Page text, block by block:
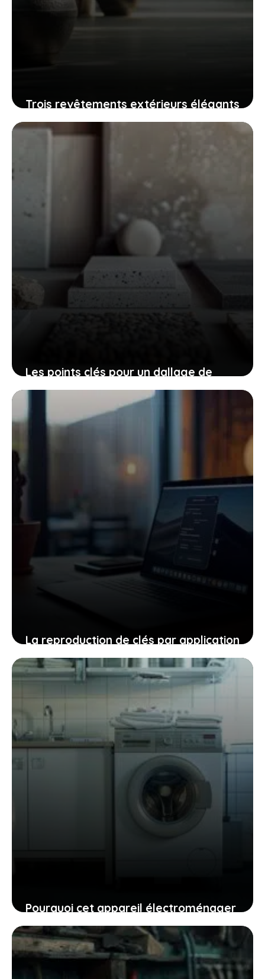
Trois revêtements extérieurs élégants
qui résistent au temps sans grand
entretien
Les points clés pour un dallage de
terrasse optimal
La reproduction de clés par application
: une solution moderne confrontée à
des enjeux de sécurité
Pourquoi cet appareil électroménager
doit rester branché : explications et
conseils